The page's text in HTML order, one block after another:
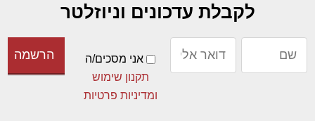
מפת אתר
דף הבית
פרופיל חברה